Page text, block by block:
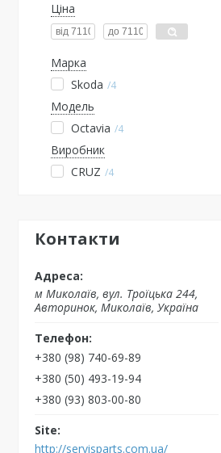
Ціна
Марка
Skoda
4
Модель
Octavia
4
Виробник
CRUZ
4
Контакти
м Миколаїв, вул. Троїцька 244,
Авторинок, Миколаїв, Україна
+380 (98) 740-69-89
+380 (50) 493-19-94
+380 (93) 803-00-80
http://servisparts.com.ua/